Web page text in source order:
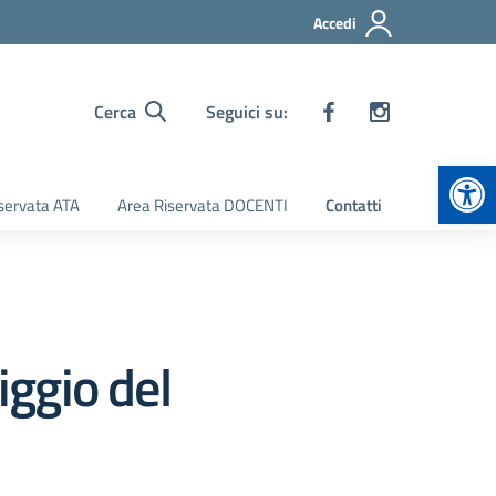
Accedi
Cerca Seguici su:
ATA Area Riservata DOCENTI Contatti
del